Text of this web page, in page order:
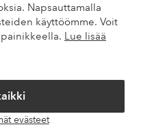
Napsauttamalla
käyttöömme. Voit
Lue lisää
evästeet